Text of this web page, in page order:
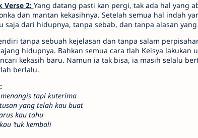
Verse 2: Yang datang pasti kan pergi, tak ada hal yang
dan mantan kekasihnya. Setelah semua hal indah
saja dari hidupnya, tanpa sebab, dan tanpa alasan yang
tanpa sebuah kejelasan dan tanpa salam
hidupnya. Bahkan semua cara tlah Keisya lakukan
kekasih baru. Namun ia tak bisa, ia masih selalu
berlalu.
tapi kuterima
yang telah kau buat
kau tahu
‘tuk kembali